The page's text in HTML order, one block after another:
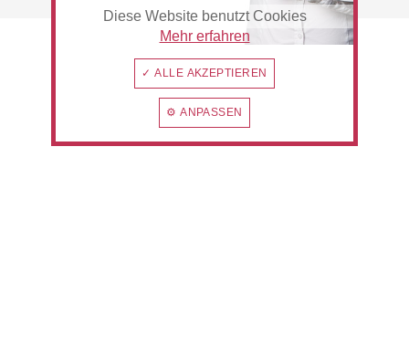
Beauty & Wellness Auto
Handwerk Sport & Freizeit
Diese Website benutzt Cookies
Mehr erfahren
✓ ALLE AKZEPTIEREN
⚙ ANPASSEN